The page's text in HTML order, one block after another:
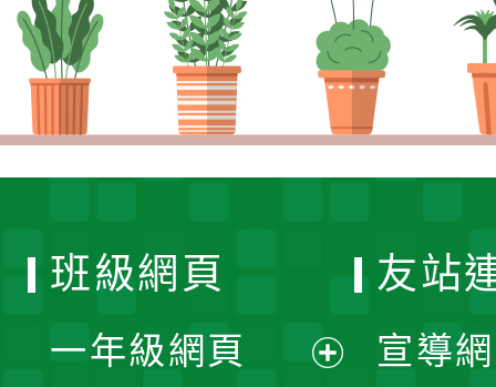
班級網頁
一年級網頁
友站
宣導